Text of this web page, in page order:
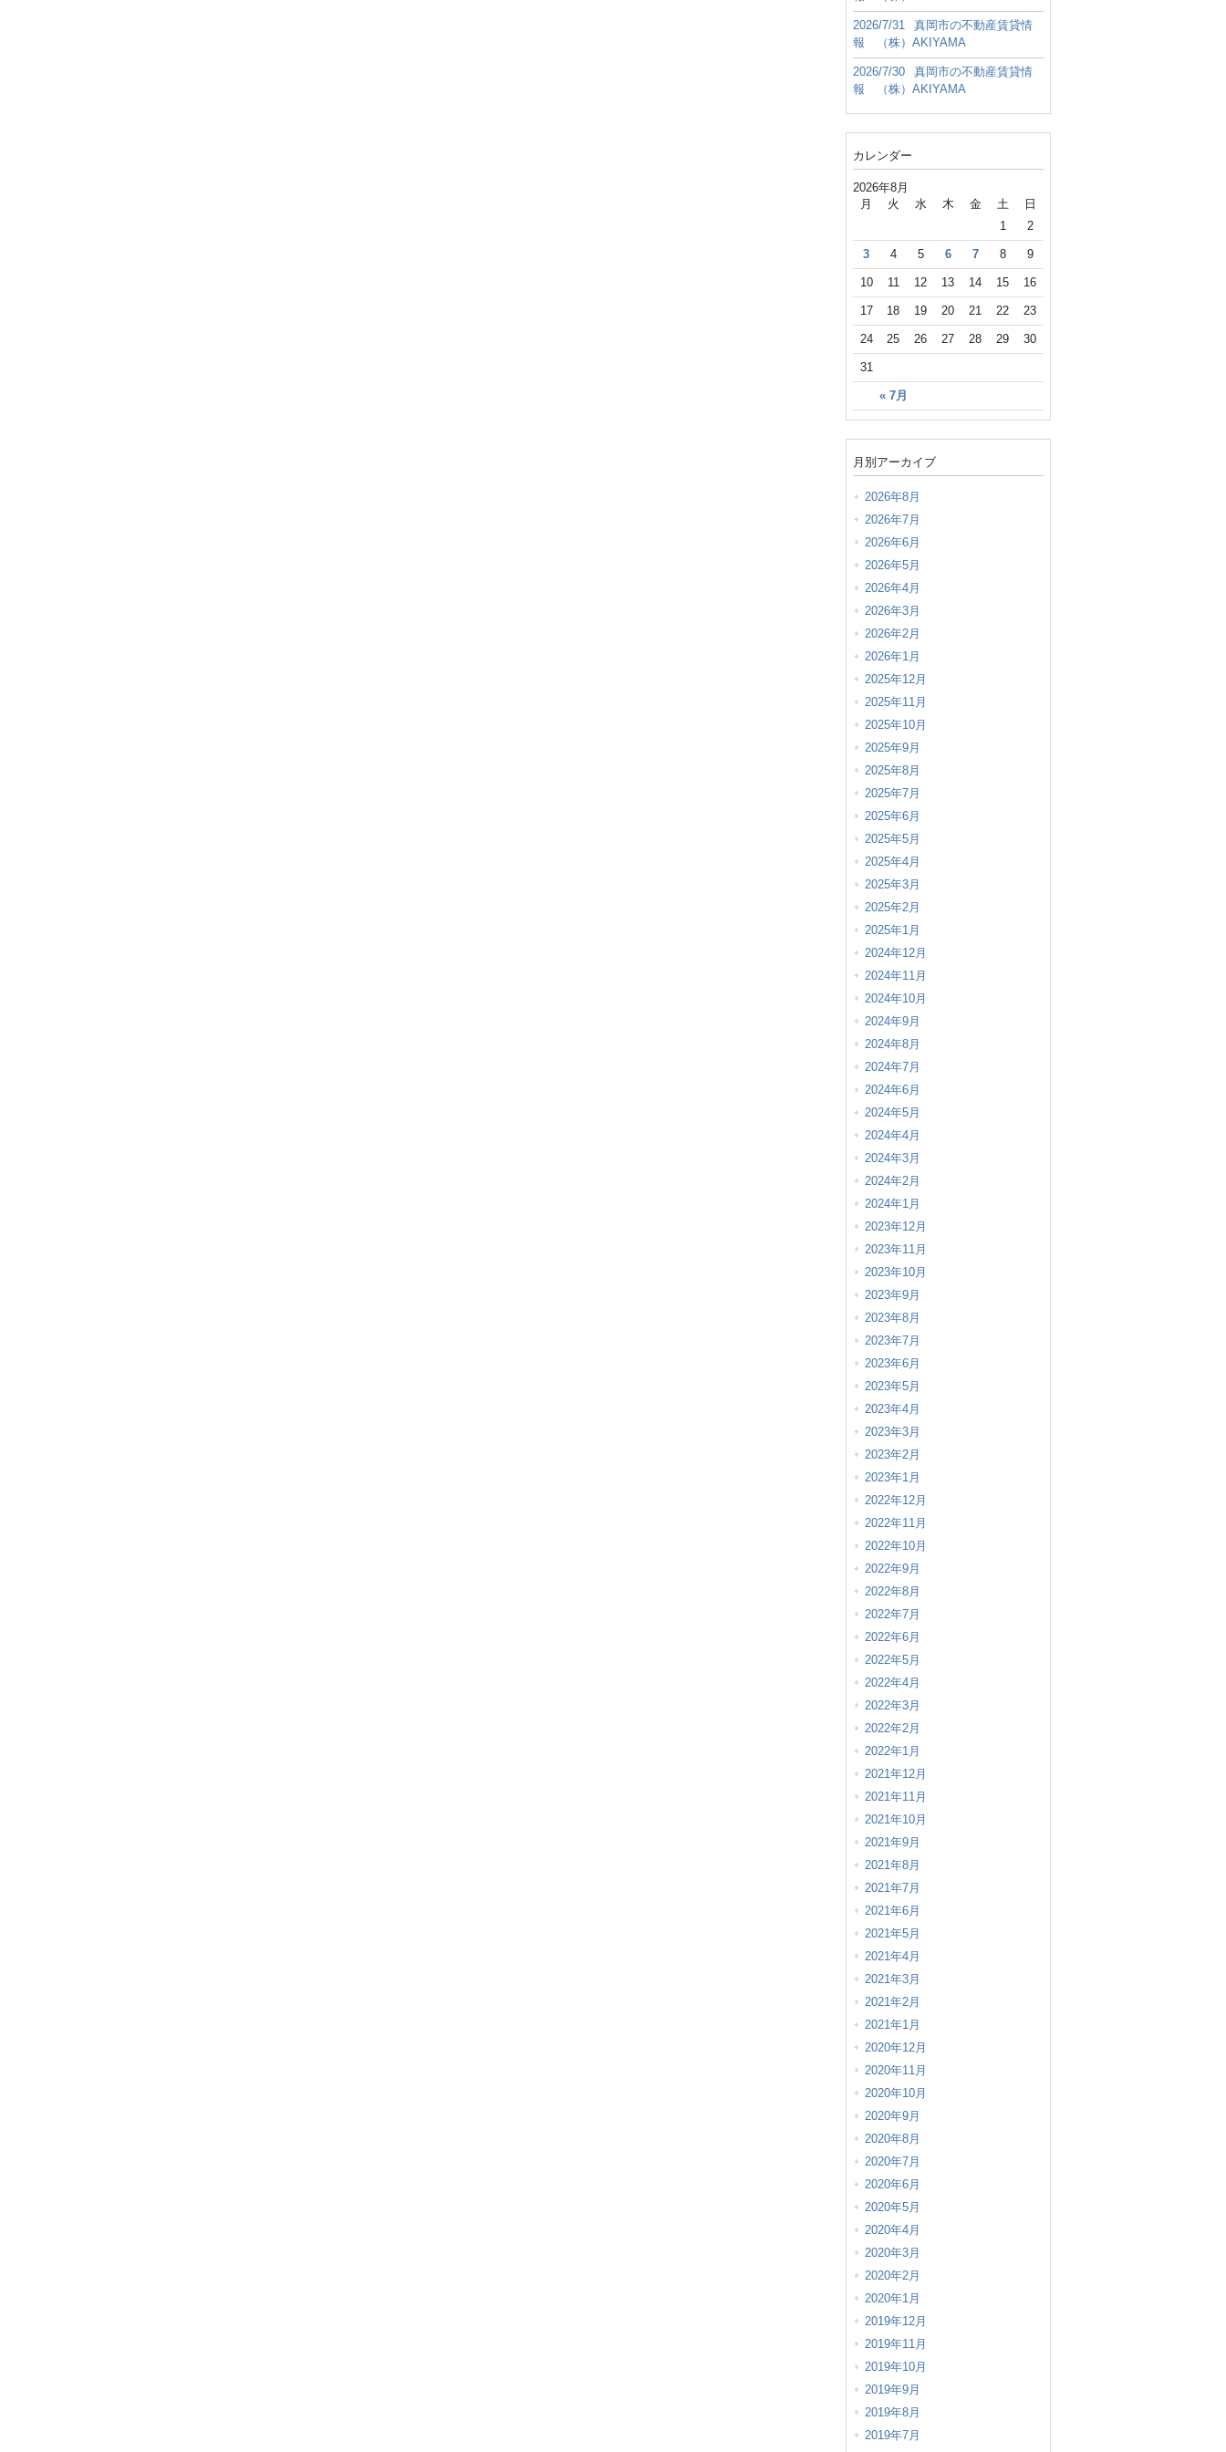
2026/7/31
真岡市の不動産賃貸情
報 （株）AKIYAMA
2026/7/30
真岡市の不動産賃貸情
報 （株）AKIYAMA
カレンダー
2026年8月
月 火 水 木 金 土 日
« 7月
1 2
3 4 5 6 7 8 9
10 11 12 13 14 15 16
17 18 19 20 21 22 23
24 25 26 27 28 29 30
31
月別アーカイブ
2026年8月
2026年7月
2026年6月
2026年5月
2026年4月
2026年3月
2026年2月
2026年1月
2025年12月
2025年11月
2025年10月
2025年9月
2025年8月
2025年7月
2025年6月
2025年5月
2025年4月
2025年3月
2025年2月
2025年1月
2024年12月
2024年11月
2024年10月
2024年9月
2024年8月
2024年7月
2024年6月
2024年5月
2024年4月
2024年3月
2024年2月
2024年1月
2023年12月
2023年11月
2023年10月
2023年9月
2023年8月
2023年7月
2023年6月
2023年5月
2023年4月
2023年3月
2023年2月
2023年1月
2022年12月
2022年11月
2022年10月
2022年9月
2022年8月
2022年7月
2022年6月
2022年5月
2022年4月
2022年3月
2022年2月
2022年1月
2021年12月
2021年11月
2021年10月
2021年9月
2021年8月
2021年7月
2021年6月
2021年5月
2021年4月
2021年3月
2021年2月
2021年1月
2020年12月
2020年11月
2020年10月
2020年9月
2020年8月
2020年7月
2020年6月
2020年5月
2020年4月
2020年3月
2020年2月
2020年1月
2019年12月
2019年11月
2019年10月
2019年9月
2019年8月
2019年7月